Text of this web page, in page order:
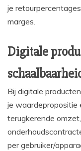
je
marges.
Digitale
Bij digitale
je waardepropositie
terugkerende
per gebruiker/